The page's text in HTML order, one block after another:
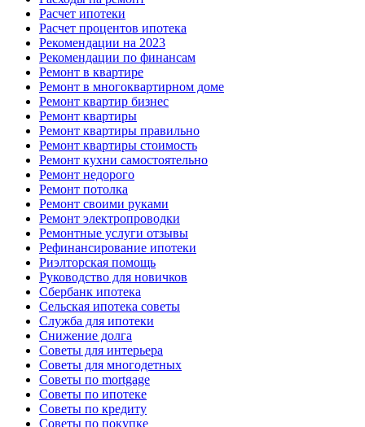
Расчет ипотеки
Расчет процентов ипотека
Рекомендации на 2023
Рекомендации по финансам
Ремонт в квартире
Ремонт в многоквартирном доме
Ремонт квартир бизнес
Ремонт квартиры
Ремонт квартиры правильно
Ремонт квартиры стоимость
Ремонт кухни самостоятельно
Ремонт недорого
Ремонт потолка
Ремонт своими руками
Ремонт электропроводки
Ремонтные услуги отзывы
Рефинансирование ипотеки
Риэлторская помощь
Руководство для новичков
Сбербанк ипотека
Сельская ипотека советы
Служба для ипотеки
Снижение долга
Советы для интерьера
Советы для многодетных
Советы по mortgage
Советы по ипотеке
Советы по кредиту
Советы по покупке